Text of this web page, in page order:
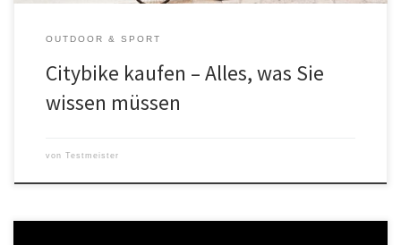
OUTDOOR & SPORT
Citybike kaufen – Alles, was Sie
wissen müssen
von Testmeister